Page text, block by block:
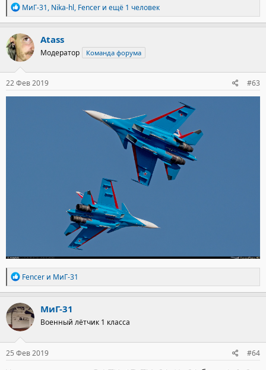
Р
е
а
к
ц
и
и
:
МиГ-31, Nika-hl, Fencer и ещё 1 человек
Atass
Модератор Команда форума
22 Фев 2019 #63
Р
е
а
к
ц
и
и
:
Fencer и МиГ-31
МиГ-31
Военный лётчик 1 класса
25 Фев 2019 #64